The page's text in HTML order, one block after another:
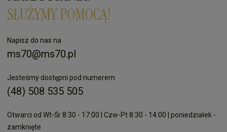
SŁUŻYMY POMOCĄ!
Napisz do nas na
ms70@ms70.pl
Jesteśmy dostępni pod numerem
(48) 508 535 505
Otwarci od Wt-Śr 8:30 - 17:00 | Czw-Pt 8:30 - 14:00 | poniedziałek -
zamknięte